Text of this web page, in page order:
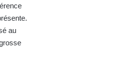
au